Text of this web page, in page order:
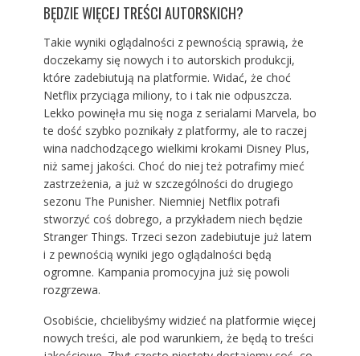
BĘDZIE WIĘCEJ TREŚCI AUTORSKICH?
Takie wyniki oglądalności z pewnością sprawią, że
doczekamy się nowych i to autorskich produkcji,
które zadebiutują na platformie. Widać, że choć
Netflix przyciąga miliony, to i tak nie odpuszcza.
Lekko powinęła mu się noga z serialami Marvela, bo
te dość szybko poznikały z platformy, ale to raczej
wina nadchodzącego wielkimi krokami Disney Plus,
niż samej jakości. Choć do niej też potrafimy mieć
zastrzeżenia, a już w szczególności do drugiego
sezonu The Punisher. Niemniej Netflix potrafi
stworzyć coś dobrego, a przykładem niech będzie
Stranger Things. Trzeci sezon zadebiutuje już latem
i z pewnością wyniki jego oglądalności będą
ogromne. Kampania promocyjna już się powoli
rozgrzewa.
Osobiście, chcielibyśmy widzieć na platformie więcej
nowych treści, ale pod warunkiem, że będą to treści